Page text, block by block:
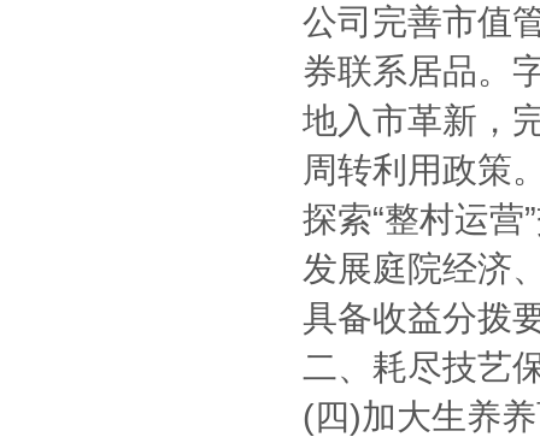
公司完善市值
券联系居品。
地入市革新，
周转利用政策
探索“整村运
发展庭院经济
具备收益分拨
二、耗尽技艺
(四)加大生养